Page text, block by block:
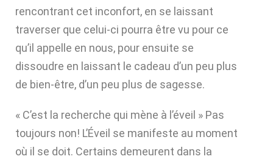
rencontrant cet inconfort, en se laissant
traverser que celui-ci pourra être vu pour ce
qu’il appelle en nous, pour ensuite se
dissoudre en laissant le cadeau d’un peu plus
de bien-être, d’un peu plus de sagesse.
« C’est la recherche qui mène à l’éveil » Pas
toujours non! L’Éveil se manifeste au moment
où il se doit. Certains demeurent dans la